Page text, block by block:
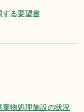
する要望書
物処理施設の状況